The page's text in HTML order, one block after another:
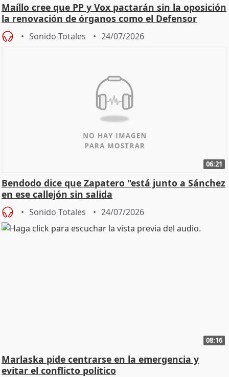
Maíllo cree que PP y Vox pactarán sin la oposición
la renovación de órganos como el Defensor
Sonido Totales 24/07/2026
06:21
Bendodo dice que Zapatero "está junto a Sánchez
en ese callejón sin salida
Sonido Totales 24/07/2026
08:16
Marlaska pide centrarse en la emergencia y
evitar el conflicto político